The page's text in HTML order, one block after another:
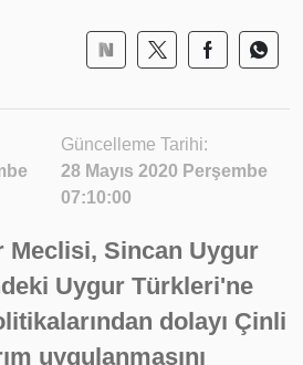
Güncelleme Tarihi:
28 Mayıs 2020 Perşembe
07:10:00
Meclisi, Sincan Uygur
Uygur Türkleri'ne
dolayı Çinli
uygulanmasını